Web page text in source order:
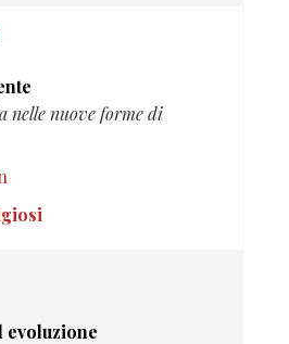
nelle nuove forme di
evoluzione